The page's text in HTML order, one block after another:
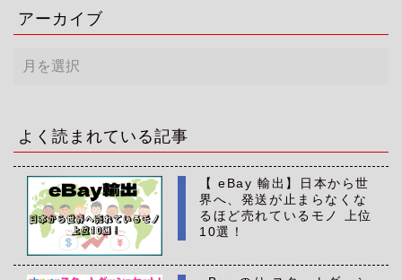
アーカイブ
ー
ブ
よく読まれている記事
【 eBay 輸出】日本から世
界へ、発送が止まらなくな
るほど売れているモノ 上位
10選！